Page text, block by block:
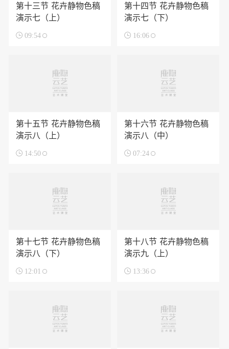
第十三节 花卉静物色稿
演示七（上）
 09:54
第十四节 花卉静物色稿
演示七（下）
 16:06
第十五节 花卉静物色稿
演示八（上）
 14:50
第十六节 花卉静物色稿
演示八（中）
 07:24
第十七节 花卉静物色稿
演示八（下）
 12:01
第十八节 花卉静物色稿
演示九（上）
 13:36